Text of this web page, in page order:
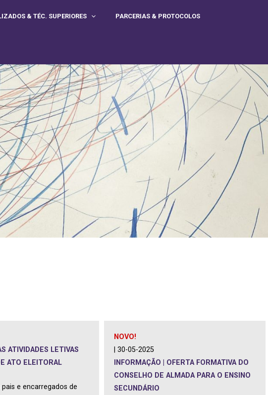
& TÉC. SUPERIORES PARCERIAS & PROTOCOLOS
ATIVIDADES LETIVAS
ATO ELEITORAL
e encarregados de
NOVO!
| 30-05-2025
INFORMAÇÃO | OFERTA FORMATIVA DO
CONSELHO DE ALMADA PARA O ENSINO
SECUNDÁRIO